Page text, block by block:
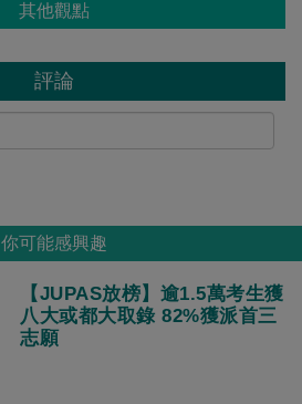
其他觀點
評論
你可能感興趣
【JUPAS放榜】逾1.5萬考生獲
八大或都大取錄 82%獲派首三
志願